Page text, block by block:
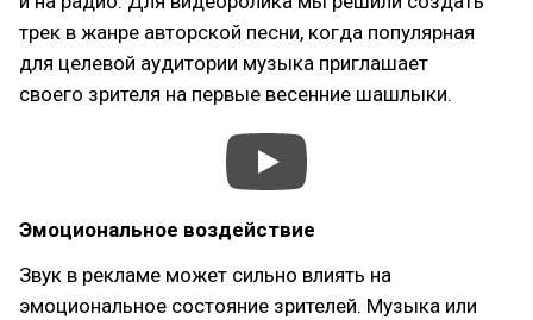
трек в жанре авторской песни, когда популярная
для целевой аудитории музыка приглашает
своего зрителя на первые весенние шашлыки.
Эмоциональное воздействие
Звук в рекламе может сильно влиять на
эмоциональное состояние зрителей. Музыка или